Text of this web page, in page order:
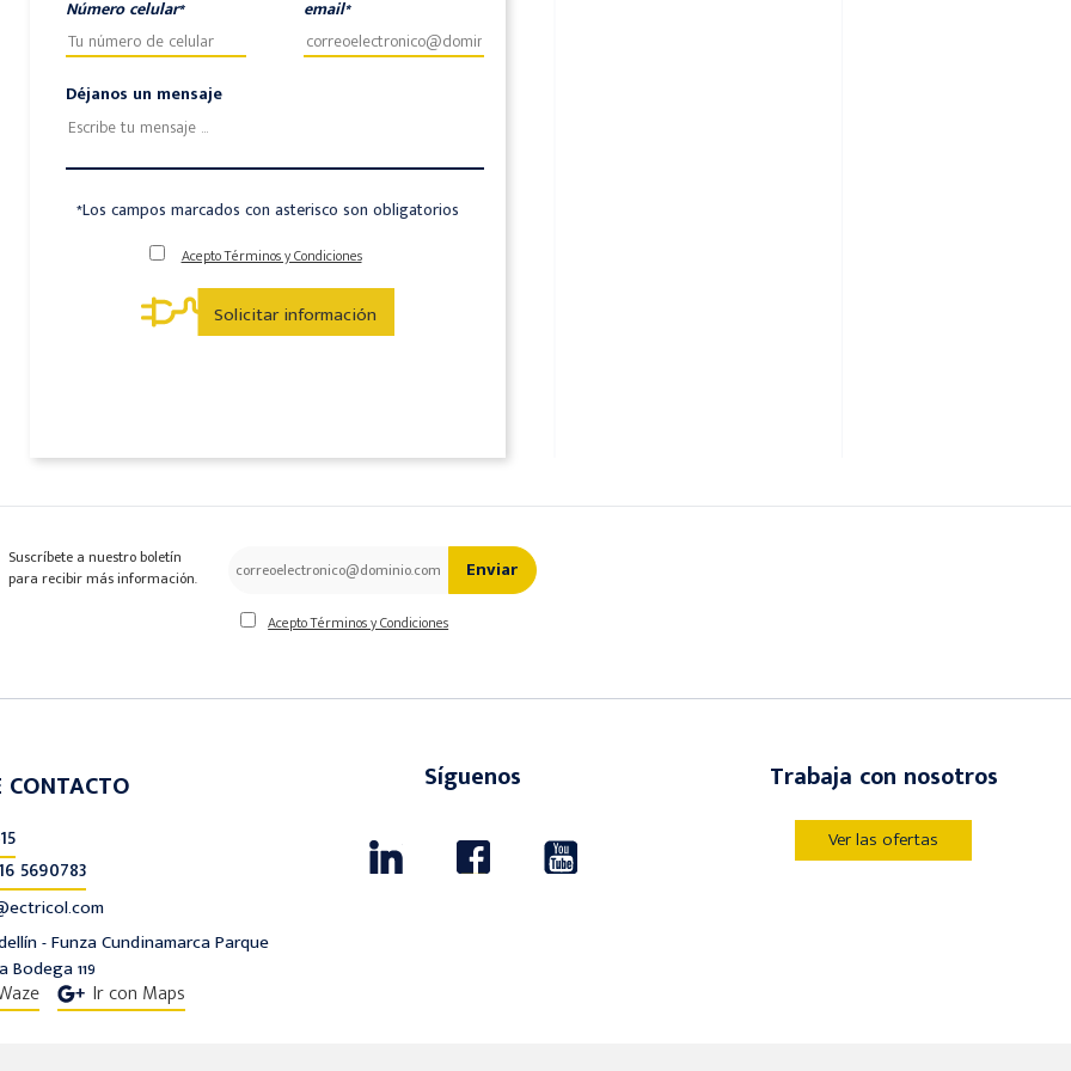
Número celular* email*
Déjanos un mensaje
*Los campos marcados con asterisco son obligatorios
Acepto Términos y Condiciones
Solicitar información
Suscríbete a nuestro boletín
para recibir más información.
Enviar
Acepto Términos y Condiciones
Ir con Maps
5690783
- Funza Cundinamarca Parque
119
Síguenos Trabaja con nosotros
Ver las ofertas